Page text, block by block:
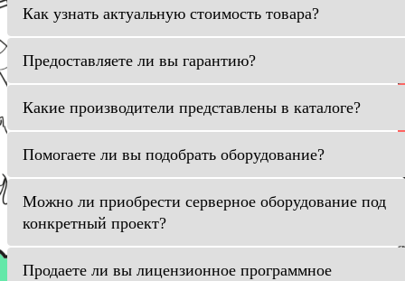
Как узнать актуальную стоимость товара?
Предоставляете ли вы гарантию?
Какие производители представлены в каталоге?
Помогаете ли вы подобрать оборудование?
Можно ли приобрести серверное оборудование под
конкретный проект?
Продаете ли вы лицензионное программное